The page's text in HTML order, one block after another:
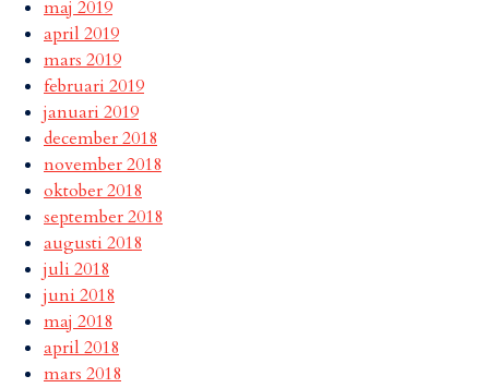
maj 2019
april 2019
mars 2019
februari 2019
januari 2019
december 2018
november 2018
oktober 2018
september 2018
augusti 2018
juli 2018
juni 2018
maj 2018
april 2018
mars 2018